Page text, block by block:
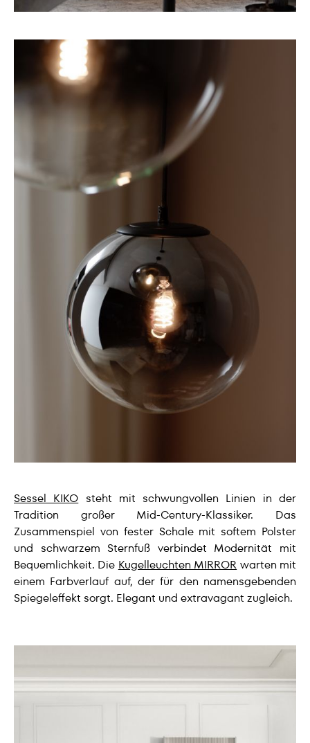
Sessel KIKO steht mit schwungvollen Linien in der
Tradition großer Mid-Century-Klassiker. Das
Zusammenspiel von fester Schale mit softem Polster
und schwarzem Sternfuß verbindet Modernität mit
Bequemlichkeit. Die Kugelleuchten MIRROR warten mit
einem Farbverlauf auf, der für den namensgebenden
Spiegeleffekt sorgt. Elegant und extravagant zugleich.